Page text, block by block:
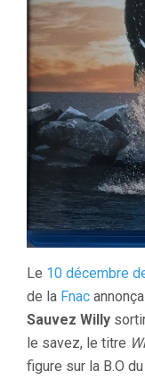
Le 10 décembre
de la Fnac
Sauvez Willy
le savez, le titre
figure sur la B.O